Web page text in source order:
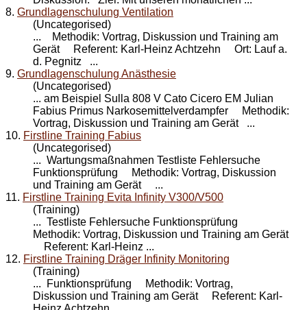
8. Grundlagenschulung Ventilation
(Uncategorised)
... Methodik: Vortrag, Diskussion und Training am
Gerät Referent: Karl-Heinz Achtzehn Ort: Lauf a.
d. Pegnitz ...
9. Grundlagenschulung Anästhesie
(Uncategorised)
... am Beispiel Sulla 808 V Cato Cicero EM Julian
Fabius Primus Narkosemittelverdampfer Methodik:
Vortrag, Diskussion und Training am Gerät ...
10. Firstline Training Fabius
(Uncategorised)
... Wartungsmaßnahmen Testliste Fehlersuche
Funktionsprüfung Methodik: Vortrag, Diskussion
und Training am Gerät ...
11. Firstline Training Evita Infinity V300/V500
(Training)
... Testliste Fehlersuche Funktionsprüfung
Methodik: Vortrag, Diskussion und Training am Gerät
Referent: Karl-Heinz ...
12. Firstline Training Dräger Infinity Monitoring
(Training)
... Funktionsprüfung Methodik: Vortrag,
Diskussion und Training am Gerät Referent: Karl-